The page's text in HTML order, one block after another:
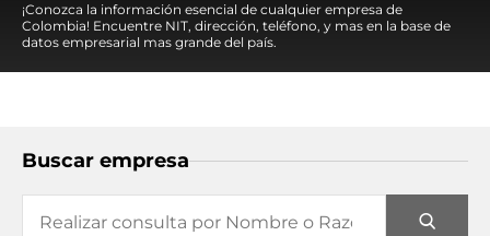
¡Conozca la información esencial de cualquier empresa de
Colombia! Encuentre NIT, dirección, teléfono, y mas en la base de
datos empresarial mas grande del país.
Buscar empresa